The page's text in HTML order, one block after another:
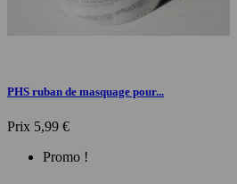
PHS ruban de masquage pour...
Prix 5,99 €
Promo !